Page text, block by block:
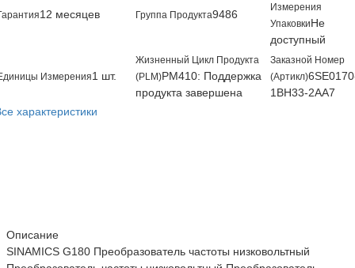
12 месяцев Группа Продукта9486
Измерения
УпаковкиНе
доступный
Измерения1 шт.
Жизненный Цикл Продукта
(PLM)PM410: Поддержка
продукта завершена
Заказной Номер
(Артикл)
1BH33-2AA7
характеристики
Описание
SINAMICS G180 Преобразователь частоты низковольтный